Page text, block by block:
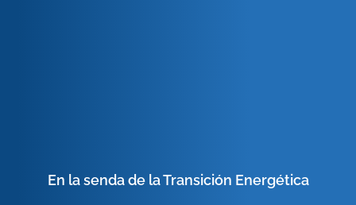
En la senda de la Transición Energética